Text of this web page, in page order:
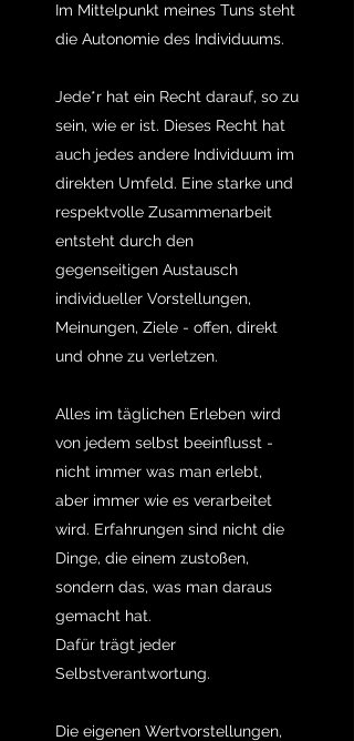
Im Mittelpunkt meines Tuns steht
die Autonomie des Individuums.
Jede*r hat ein Recht darauf, so zu
sein, wie er ist. Dieses Recht hat
auch jedes andere Individuum im
direkten Umfeld. Eine starke und
respektvolle Zusammenarbeit
entsteht durch den
gegenseitigen Austausch
individueller Vorstellungen,
Meinungen, Ziele - offen, direkt
und ohne zu verletzen.
Alles im täglichen Erleben wird
von jedem selbst beeinflusst -
nicht immer was man erlebt,
aber immer wie es verarbeitet
wird. Erfahrungen sind nicht die
Dinge, die einem zustoßen,
sondern das, was man daraus
gemacht hat.
Dafür trägt jeder
Selbstverantwortung.
Die eigenen Wertvorstellungen,